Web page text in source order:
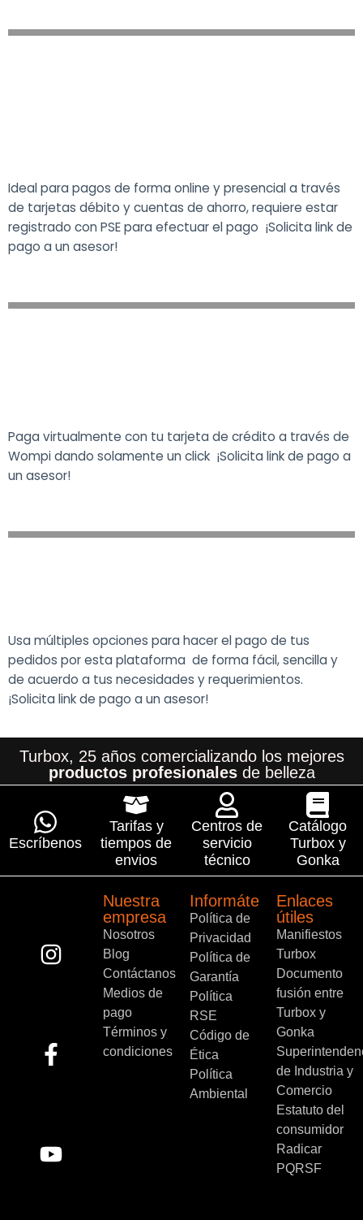
Ideal para pagos de forma online y presencial a través
de tarjetas débito y cuentas de ahorro, requiere estar
registrado con PSE para efectuar el pago ¡Solicita link de
pago a un asesor!
Paga virtualmente con tu tarjeta de crédito a través de
Wompi dando solamente un click ¡Solicita link de pago a
un asesor!
Usa múltiples opciones para hacer el pago de tus
pedidos por esta plataforma de forma fácil, sencilla y
de acuerdo a tus necesidades y requerimientos.
¡Solicita link de pago a un asesor!
Turbox, 25 años comercializando los mejores
productos profesionalesde belleza
Escríbenos
Tarifas y
tiempos de
envios
Centros de
servicio
técnico
Catálogo
Turbox y
Gonka
Nuestra
empresa
Nosotros
Blog
Contáctanos
Medios de
pago
Términos y
condiciones
Informáte
Política de
Privacidad
Política de
Garantía
Política
RSE
Código de
Ética
Política
Ambiental
Enlaces
útiles
Manifiestos
Turbox
Documento
fusión entre
Turbox y
Gonka
de Industria y
Comercio
Estatuto del
consumidor
Radicar
PQRSF